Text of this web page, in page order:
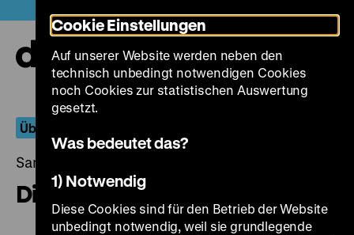
zum
Seiteninhalt
springen
Überläufer
Samstag, 19. September 2020, 18.00 Uhr
Die Nacht der Zwölf
Cookie Einstellungen
Auf unserer Website werden neben den
technisch unbedingt notwendigen Cookies
noch Cookies zur statistischen Auswertung
gesetzt.
Was bedeutet das?
1) Notwendig
Diese Cookies sind für den Betrieb der Website
unbedingt notwendig, weil sie grundlegende